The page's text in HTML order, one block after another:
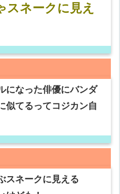
スネークに見え
になった俳優にバンダ
似てるってコジカン自
スネークに見える